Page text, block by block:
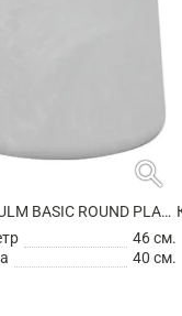
search
КАШПО ULM BASIC ROUND PLANTER
46 см.
40 см.